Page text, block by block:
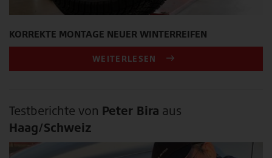
KORREKTE MONTAGE NEUER WINTERREIFEN
WEITERLESEN
Testberichte von Peter Bira aus
Haag/Schweiz